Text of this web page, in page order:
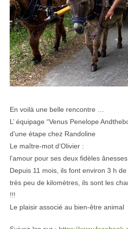
En voilà une belle rencontre …
L’ équipage “Venus Penelope
d’une étape chez Randoline
Le maître-mot d’Olivier :
l’amour pour ses deux fidèles
Depuis 11 mois, ils font environ 3 h
très peu de kilomètres, ils sont les
!!!
Le plaisir associé au bien-être animal